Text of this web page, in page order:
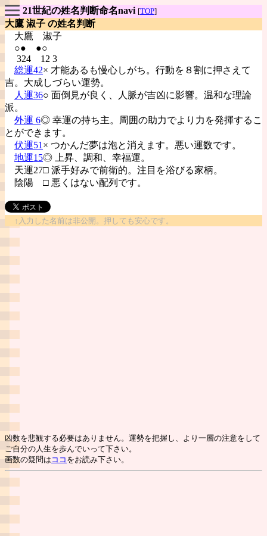
21世紀の姓名判断命名navi [TOP]
大鷹 淑子 の姓名判断
大鷹 淑子
○● ●○
324 12 3
総運42× 才能あるも慢心しがち。行動を８割に押さえて
吉。大成しづらい運勢。
人運36○ 面倒見が良く、人脈が吉凶に影響。温和な理論
派。
外運 6◎ 幸運の持ち主。周囲の助力でより力を発揮するこ
とができます。
伏運51 × つかんだ夢は泡と消えます。悪い運数です。
地運15◎ 上昇、調和、幸福運。
天運27□ 派手好みで前衛的。注目を浴びる家柄。
陰陽 □ 悪くはない配列です。
↑入力した名前は非公開。押しても安心です。
凶数を悲観する必要はありません。運勢を把握し、より一層の注意をして
ご自分の人生を歩んでいって下さい。
画数の疑問は ココ をお読み下さい。